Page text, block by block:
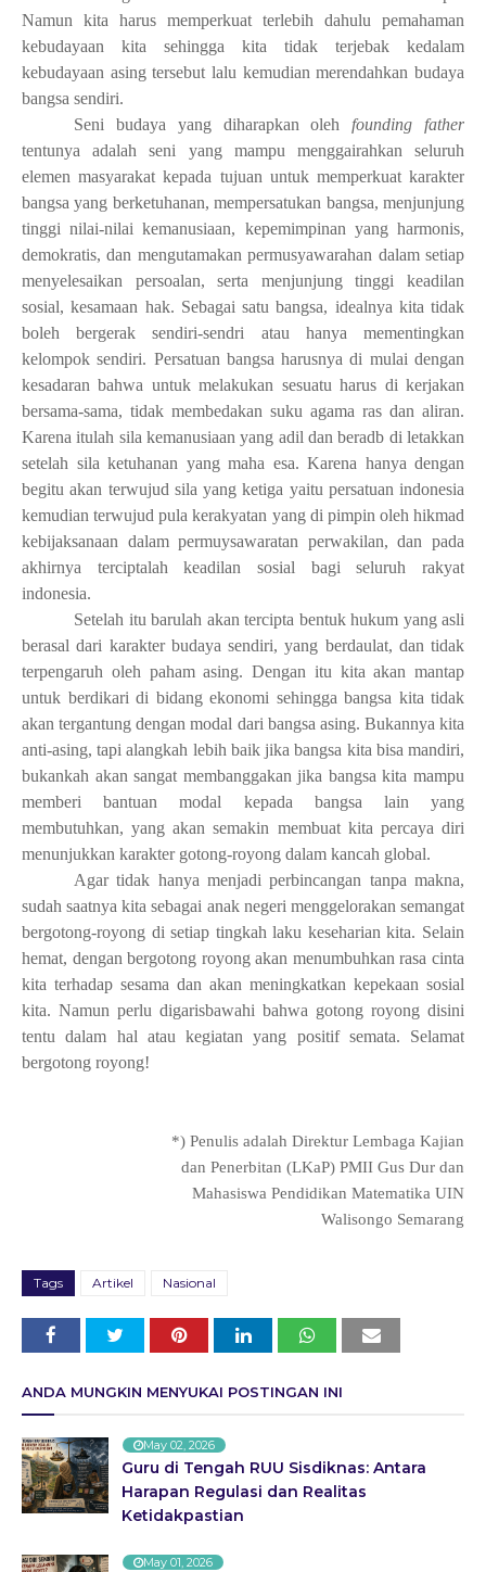
Namun kita harus memperkuat terlebih dahulu pemahaman
kebudayaan kita sehingga kita tidak terjebak kedalam
kebudayaan asing tersebut lalu kemudian merendahkan budaya
bangsa sendiri.
Seni budaya yang diharapkan oleh founding father
tentunya adalah seni yang mampu menggairahkan seluruh
elemen masyarakat kepada tujuan untuk memperkuat karakter
bangsa yang berketuhanan, mempersatukan bangsa, menjunjung
tinggi nilai-nilai kemanusiaan, kepemimpinan yang harmonis,
demokratis, dan mengutamakan permusyawarahan dalam setiap
menyelesaikan persoalan, serta menjunjung tinggi keadilan
sosial, kesamaan hak. Sebagai satu bangsa, idealnya kita tidak
boleh bergerak sendiri-sendri atau hanya mementingkan
kelompok sendiri. Persatuan bangsa harusnya di mulai dengan
kesadaran bahwa untuk melakukan sesuatu harus di kerjakan
bersama-sama, tidak membedakan suku agama ras dan aliran.
Karena itulah sila kemanusiaan yang adil dan beradb di letakkan
setelah sila ketuhanan yang maha esa. Karena hanya dengan
begitu akan terwujud sila yang ketiga yaitu persatuan indonesia
kemudian terwujud pula kerakyatan yang di pimpin oleh hikmad
kebijaksanaan dalam permuysawaratan perwakilan, dan pada
akhirnya terciptalah keadilan sosial bagi seluruh rakyat
indonesia.
Setelah itu barulah akan tercipta bentuk hukum yang asli
berasal dari karakter budaya sendiri, yang berdaulat, dan tidak
terpengaruh oleh paham asing. Dengan itu kita akan mantap
untuk berdikari di bidang ekonomi sehingga bangsa kita tidak
akan tergantung dengan modal dari bangsa asing. Bukannya kita
anti-asing, tapi alangkah lebih baik jika bangsa kita bisa mandiri,
bukankah akan sangat membanggakan jika bangsa kita mampu
memberi bantuan modal kepada bangsa lain yang
membutuhkan, yang akan semakin membuat kita percaya diri
menunjukkan karakter gotong-royong dalam kancah global.
Agar tidak hanya menjadi perbincangan tanpa makna,
sudah saatnya kita sebagai anak negeri menggelorakan semangat
bergotong-royong di setiap tingkah laku keseharian kita. Selain
hemat, dengan bergotong royong akan menumbuhkan rasa cinta
kita terhadap sesama dan akan meningkatkan kepekaan sosial
kita. Namun perlu digarisbawahi bahwa gotong royong disini
tentu dalam hal atau kegiatan yang positif semata. Selamat
bergotong royong!
*) Penulis adalah Direktur Lembaga Kajian
dan Penerbitan (LKaP) PMII Gus Dur dan
Mahasiswa Pendidikan Matematika UIN
Walisongo Semarang
Tags Artikel Nasional
ANDA MUNGKIN MENYUKAI POSTINGAN INI
May 02, 2026
Guru di Tengah RUU Sisdiknas: Antara
Harapan Regulasi dan Realitas
Ketidakpastian
May 01, 2026